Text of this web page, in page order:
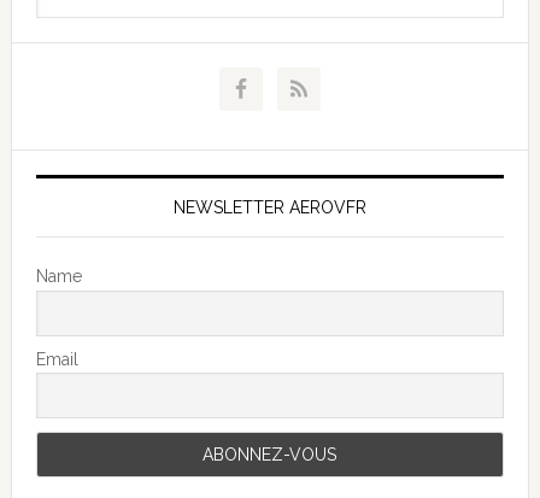
NEWSLETTER AEROVFR
Name
Email